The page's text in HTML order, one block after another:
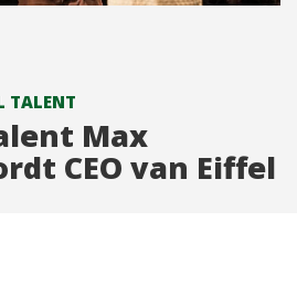
TALENT
Max
CEO van Eiffel